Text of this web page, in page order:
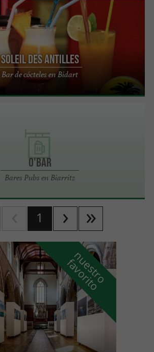
Soleil des Antilles
Bar de cócteles en Bidart
O'BAR
Bares Pubs en Biarritz
1
n
u
e
s
t
r
o
f
a
v
o
r
i
t
o